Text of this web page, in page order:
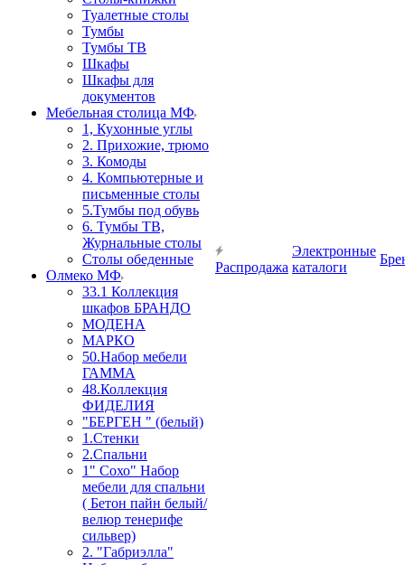
Туалетные столы
Тумбы
Тумбы ТВ
Шкафы
Шкафы для
документов
Мебельная столица МФ
1, Кухонные углы
2. Прихожие, трюмо
3. Комоды
4. Компьютерные и
письменные столы
5.Тумбы под обувь
6. Тумбы ТВ,
Журнальные столы
Столы обеденные
Олмеко МФ
33.1 Коллекция
шкафов БРАНДО
МОДЕНА
МАРКО
50.Набор мебели
ГАММА
48.Коллекция
ФИДЕЛИЯ
"БЕРГЕН " (белый)
1.Стенки
2.Спальни
1" Сохо" Набор
мебели для спальни
( Бетон пайн белый/
велюр тенерифе
сильвер)
2. "Габриэлла"
Распродажа
Электронные
каталоги